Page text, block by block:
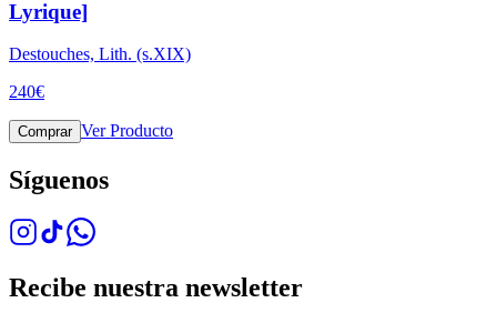
Lyrique]
Destouches, Lith. (s.XIX)
240€
Comprar Ver Producto
Síguenos
Recibe nuestra newsletter